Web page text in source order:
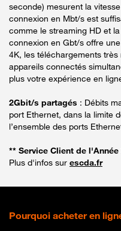
seconde) mesurent la
connexion en Mbt/s est
comme le streaming HD et
connexion en Gbt/s offre
4K, les téléchargements
appareils connectés
plus votre expérience en
2Gbit/s partagés : Débits
port Ethernet, dans la limite
l’ensemble des ports
** Service Client de l'Année
Plus d'infos sur escda.fr
Pourquoi acheter en